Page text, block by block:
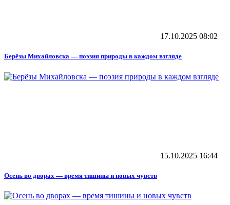
17.10.2025 08:02
Берёзы Михайловска — поэзия природы в каждом взгляде
15.10.2025 16:44
Осень во дворах — время тишины и новых чувств